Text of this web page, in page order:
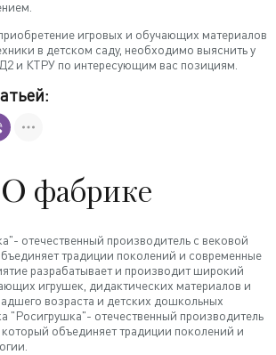
игровых и обучающих материалов
в детском саду, необходимо выяснить у
и КТРУ по интересующим вас позициям.
О фабрике
отечественный производитель с вековой
традиции поколений и современные
разрабатывает и производит широкий
игрушек, дидактических материалов и
возраста и детских дошкольных
"Росигрушка"- отечественный производитель
объединяет традиции поколений и